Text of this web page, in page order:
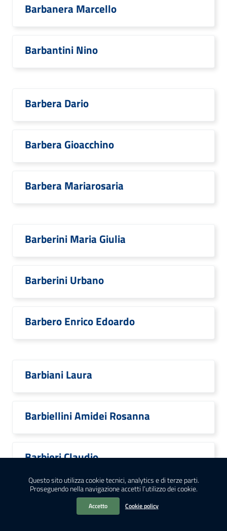
Questo sito utilizza cookie tecnici, analytics e di terze parti.
Proseguendo nella navigazione accetti l’utilizzo dei cookie.
Accetto Cookie policy
Barbanera Marcello
Barbantini Nino
Barbera Dario
Barbera Gioacchino
Barbera Mariarosaria
Barberini Maria Giulia
Barberini Urbano
Barbero Enrico Edoardo
Barbiani Laura
Barbiellini Amidei Rosanna
Barbieri Claudio
Barbieri Costanza